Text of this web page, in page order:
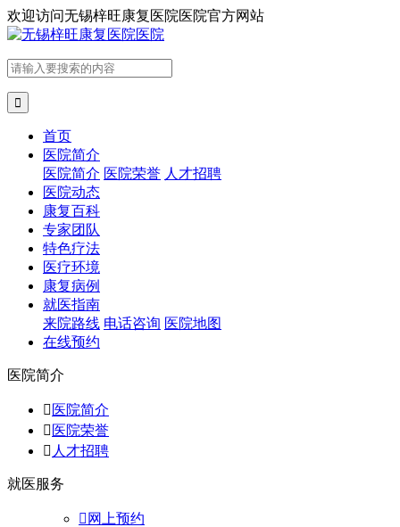
欢迎访问无锡梓旺康复医院医院官方网站

首页
医院简介
医院简介 医院荣誉 人才招聘
医院动态
康复百科
专家团队
特色疗法
医疗环境
康复病例
就医指南
来院路线 电话咨询 医院地图
在线预约
医院简介
 医院简介
 医院荣誉
 人才招聘
就医服务
 网上预约